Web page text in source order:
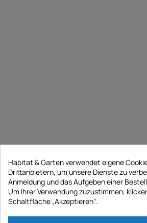
Habitat & Garten verwendet eigene
Drittanbietern, um unsere Dienste zu
Anmeldung und das Aufgeben einer
Um Ihrer Verwendung zuzustimmen,
Schaltfläche „Akzeptieren“.